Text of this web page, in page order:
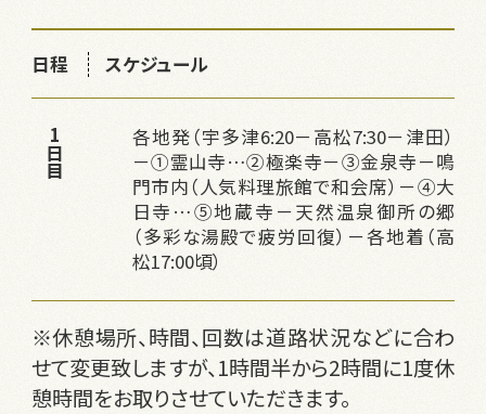
日程 スケジュール
1日目
各地発（宇多津6:20－高松7:30－津田）
－①霊山寺…②極楽寺－③金泉寺－鳴
門市内（人気料理旅館で和会席）－④大
日寺…⑤地蔵寺－天然温泉御所の郷
（多彩な湯殿で疲労回復）－各地着（高
松17:00頃）
※休憩場所、時間、回数は道路状況などに合わ
せて変更致しますが、1時間半から2時間に1度休
憩時間をお取りさせていただきます。